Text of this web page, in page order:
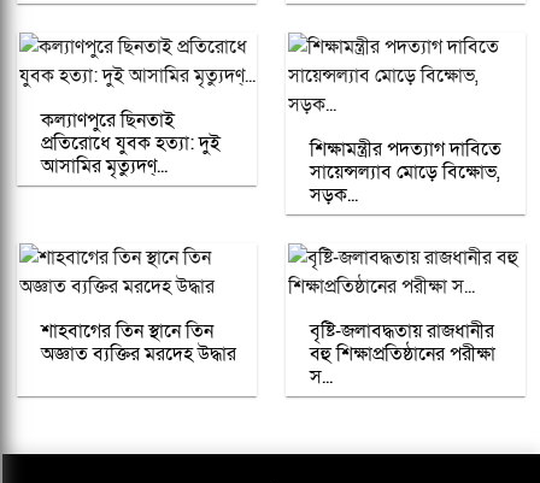
কল্যাণপুরে ছিনতাই
প্রতিরোধে যুবক হত্যা: দুই
আসামির মৃত্যুদণ্...
শিক্ষামন্ত্রীর পদত্যাগ দাবিতে
সায়েন্সল্যাব মোড়ে বিক্ষোভ,
সড়ক...
শাহবাগের তিন স্থানে তিন
অজ্ঞাত ব্যক্তির মরদেহ উদ্ধার
বৃষ্টি-জলাবদ্ধতায় রাজধানীর
বহু শিক্ষাপ্রতিষ্ঠানের পরীক্ষা
স...